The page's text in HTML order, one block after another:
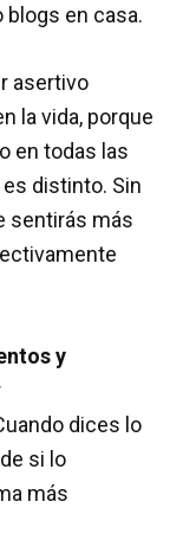
blogs en casa.
asertivo
la vida, porque
en todas las
distinto. Sin
sentirás más
y
dices lo
si lo
más